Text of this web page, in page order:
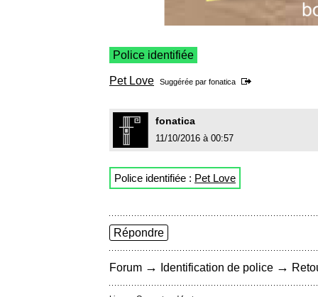
Police identifiée
Pet Love Suggérée par fonatica
fonatica
11/10/2016 à 00:57
Police identifiée : Pet Love
Répondre
Forum → Identification de police →